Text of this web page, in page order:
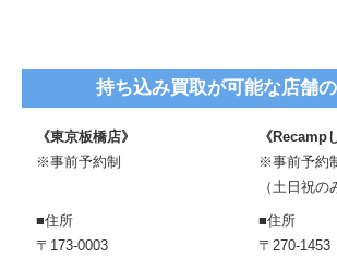
持ち込み買取が可能な店舗
《東京板橋店》
※事前予約制
■住所
〒173-0003
《Recamp
※事前予約
（土日祝の
■住所
〒270-1453